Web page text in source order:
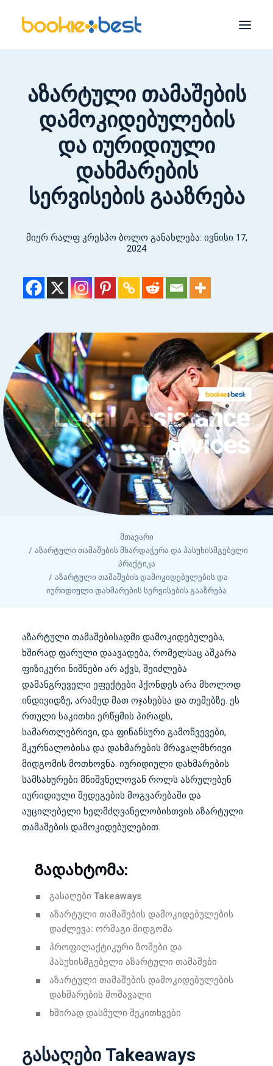
საუკეთესო ბუკები
მელბეტი
1xBet
1გაიმარჯვე
22ფსონი
Bet365
Mostbet
ძიება
აზარტული თამაშების
დამოკიდებულების
და იურიდიული
დახმარების
სერვისების გააზრება
მიერ რალფ კრესპო ბოლო განახლება: ივნისი 17,
2024
მთავარი
აზარტული თამაშების მხარდაჭერა და პასუხისმგებელი
პრაქტიკა
აზარტული თამაშების დამოკიდებულების და
იურიდიული დახმარების სერვისების გააზრება
აზარტული თამაშებისადმი დამოკიდებულება,
ხშირად ფარული დაავადება, რომელსაც აშკარა
ფიზიკური ნიშნები არ აქვს, შეიძლება
დამანგრეველი ეფექტები ჰქონდეს არა მხოლოდ
ინდივიდზე, არამედ მათ ოჯახებსა და თემებზე. ეს
რთული საკითხი ერწყმის პირადს,
სამართლებრივი, და ფინანსური გამოწვევები,
მკურნალობისა და დახმარების მრავალმხრივი
მიდგომის მოთხოვნა. იურიდიული დახმარების
სამსახურები მნიშვნელოვან როლს ასრულებენ
იურიდიული შედეგების მოგვარებაში და
აუცილებელი ხელმძღვანელობისთვის აზარტული
თამაშების დამოკიდებულებით.
Გადახტომა:
გასაღები Takeaways
აზარტული თამაშების დამოკიდებულების
დაძლევა: ორმაგი მიდგომა
პროფილაქტიკური ზომები და
პასუხისმგებელი აზარტული თამაშები
აზარტული თამაშების დამოკიდებულების
დახმარების მომავალი
ხშირად დასმული შეკითხვები
გასაღები Takeaways